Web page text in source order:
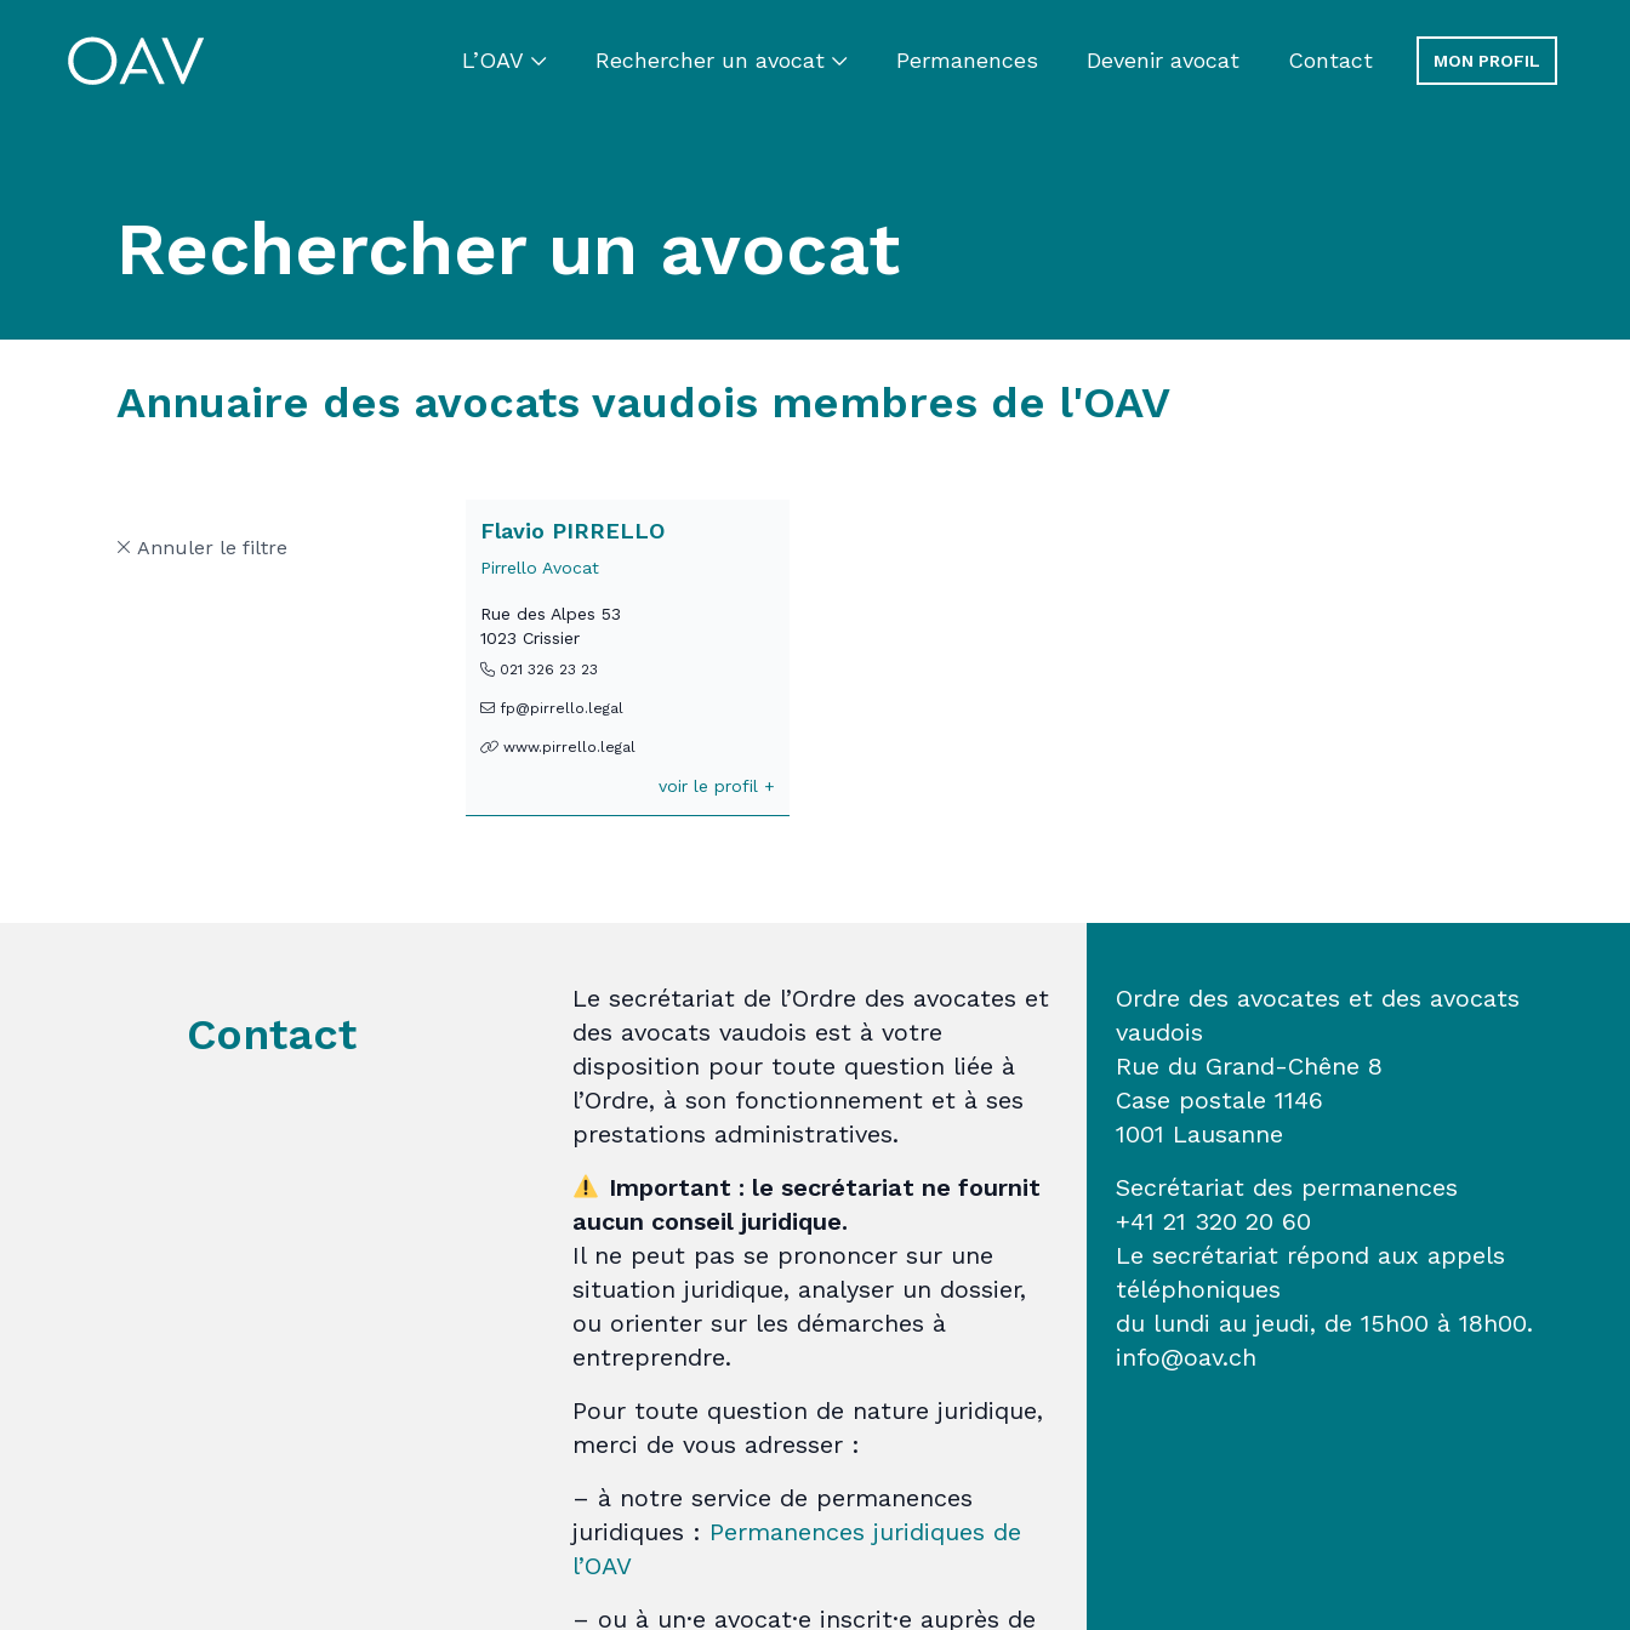
L’OAV Rechercher un avocat Permanences Devenir avocat Contact MON PROFIL
Rechercher un avocat
Annuaire des avocats vaudois membres de l'OAV
Annuler le filtre
Flavio PIRRELLO
Pirrello Avocat
Rue des Alpes 53
1023 Crissier
021 326 23 23
fp@pirrello.legal
www.pirrello.legal
voir le profil +
Contact
Le secrétariat de l’Ordre des avocates et
des avocats vaudois est à votre
disposition pour toute question liée à
l’Ordre, à son fonctionnement et à ses
prestations administratives.
Important : le secrétariat ne fournit
aucun conseil juridique.
Il ne peut pas se prononcer sur une
situation juridique, analyser un dossier,
ou orienter sur les démarches à
entreprendre.
Pour toute question de nature juridique,
merci de vous adresser :
– à notre service de permanences
juridiques : Permanences juridiques de
l’OAV
– ou à un·e avocat·e inscrit·e auprès de
Ordre des avocates et des avocats
vaudois
Rue du Grand-Chêne 8
Case postale 1146
1001 Lausanne
Secrétariat des permanences
+41 21 320 20 60
Le secrétariat répond aux appels
téléphoniques
du lundi au jeudi, de 15h00 à 18h00.
info@oav.ch